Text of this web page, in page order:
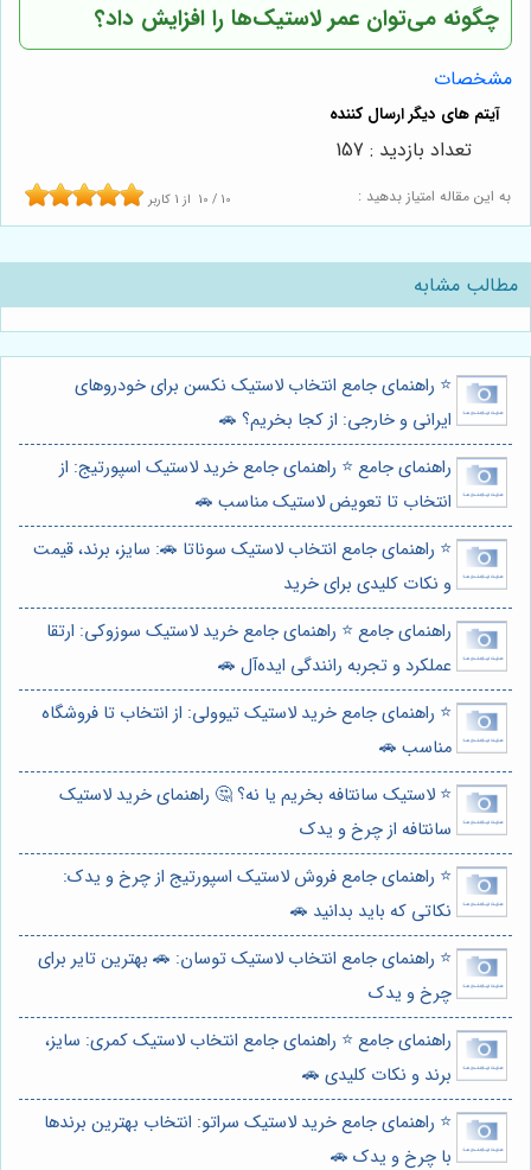
چگونه می‌توان عمر لاستیک‌ها را افزایش داد؟
مشخصات
به این مقاله امتیاز بدهید : 10 / 10 از 1 کاربر
تعداد بازدید : 157
مطالب مشابه
⭐️ راهنمای جامع انتخاب لاستیک نکسن برای خودروهای
ایرانی و خارجی: از کجا بخریم؟ 🚗
راهنمای جامع ⭐️ راهنمای جامع خرید لاستیک اسپورتیج: از
انتخاب تا تعویض لاستیک مناسب 🚗
⭐️ راهنمای جامع انتخاب لاستیک سوناتا 🚗: سایز، برند، قیمت
و نکات کلیدی برای خرید
راهنمای جامع ⭐️ راهنمای جامع خرید لاستیک سوزوکی: ارتقا
عملکرد و تجربه رانندگی ایده‌آل 🚗
⭐️ راهنمای جامع خرید لاستیک تیوولی: از انتخاب تا فروشگاه
مناسب 🚗
⭐️ لاستیک سانتافه بخریم یا نه؟ 🤔 راهنمای خرید لاستیک
سانتافه از چرخ و یدک
⭐️ راهنمای جامع فروش لاستیک اسپورتیج از چرخ و یدک:
نکاتی که باید بدانید 🚗
⭐️ راهنمای جامع انتخاب لاستیک توسان: 🚗 بهترین تایر برای
چرخ و یدک
راهنمای جامع ⭐️ راهنمای جامع انتخاب لاستیک کمری: سایز،
برند و نکات کلیدی 🚗
⭐️ راهنمای جامع خرید لاستیک سراتو: انتخاب بهترین برندها
با چرخ و یدک 🚗